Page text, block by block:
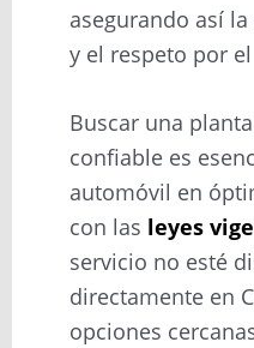
asegurando así
y el respeto por
Buscar una
confiable es
automóvil en
con las leyes
servicio no esté
directamente en
opciones